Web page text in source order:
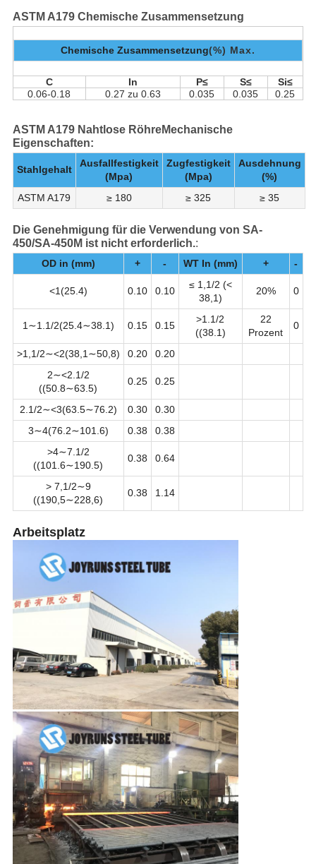
ASTM A179 Chemische Zusammensetzung
Chemische Zusammensetzung(%) Max.
C In P≤ S≤
Si≤
0.06-0.18
0.27 zu 0.63 0.035 0.035 0.25
ASTM A179 Nahtlose RöhreMechanische
Eigenschaften:
Stahlgehalt
Ausfallfestigkeit
(Mpa)
Zugfestigkeit
(Mpa)
Ausdehnung
(%)
ASTM A179
≥ 180 ≥ 325 ≥ 35
Die Genehmigung für die Verwendung von SA-
450/SA-450M ist nicht erforderlich.:
OD in (mm) + - WT In (mm) + -
<1(25.4) 0.10 0.10
≤ 1,1/2 (<
38,1)
20% 0
1∼1.1/2(25.4∼38.1) 0.15 0.15
>1.1/2
((38.1)
22
Prozent
0
>1,1/2∼<2(38,1∼50,8) 0.20
0.20
2∼<2.1/2
((50.8∼63.5)
0.25 0.25
2.1/2∼<3(63.5∼76.2) 0.30
0.30
3∼4(76.2∼101.6)
0.38
0.38
>4∼7.1/2
((101.6∼190.5)
0.38 0.64
> 7,1/2∼9
((190,5∼228,6)
0.38 1.14
Arbeitsplatz